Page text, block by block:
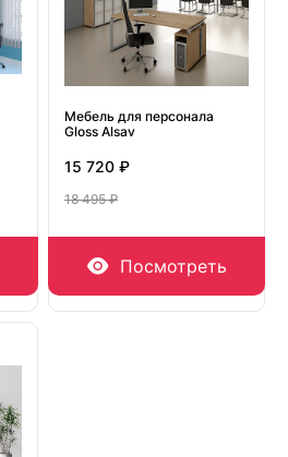
Мебель для персонала
Gloss Alsav
15 720 ₽
18 495 ₽
Посмотреть